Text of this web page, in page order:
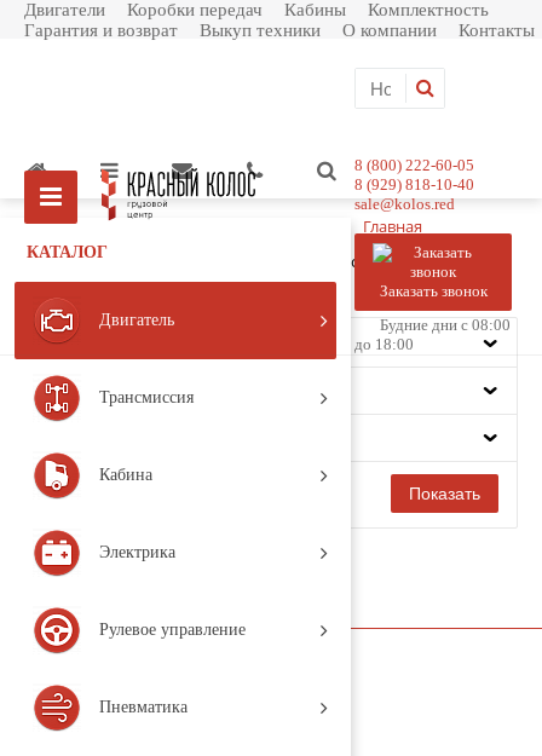
Двигатели Коробки передач Кабины
Комплектность
Гарантия и возврат
Выкуп техники О компании Контакты
8 (800) 222-60-05
8 (929) 818-10-40
sale@kolos.red
Заказать звонок
Будние дни с 08:00
до 18:00
КАТАЛОГ
Двигатель
Трансмиссия
Кабина
Электрика
Рулевое управление
Пневматика
Главная
Каталог товаров
Двигатель
Насос масляный
Фильтр
Цена
Производитель
название